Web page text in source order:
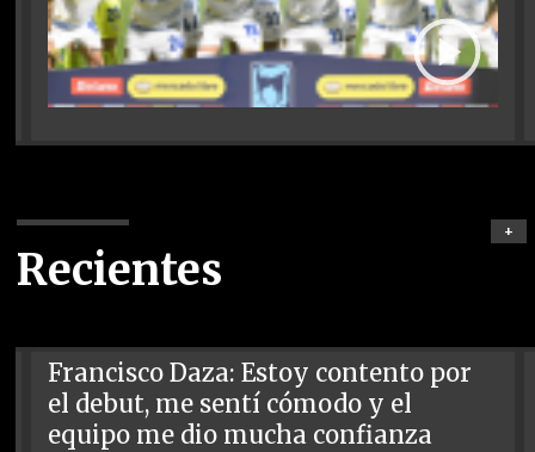
Recientes
+
Francisco Daza: Estoy contento por
el debut, me sentí cómodo y el
equipo me dio mucha confianza